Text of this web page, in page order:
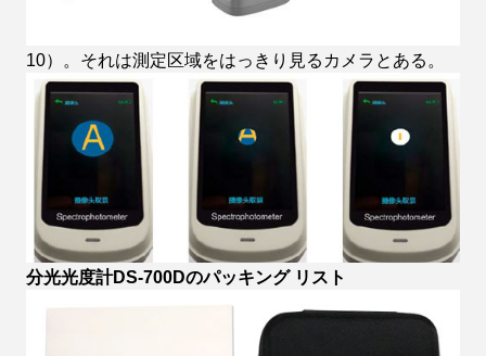
10）。それは測定区域をはっきり見るカメラとある。
分光光度計DS-700Dのパッキング リスト